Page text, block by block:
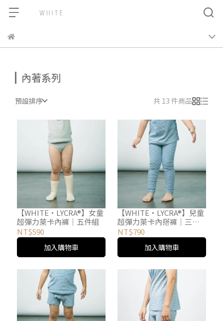
內著系列
預設排序 共 13 件商品
【WHITE・LYCRA®】女童
超彈力萊卡內褲｜五件組
NT$590
加入購物車
【WHITE・LYCRA®】兒童
超彈力萊卡內搭褲｜三件
組
NT$790
加入購物車